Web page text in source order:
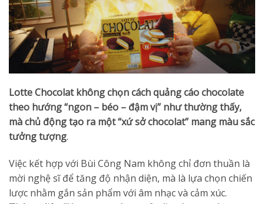
Lotte Chocolat không chọn cách quảng cáo chocolate
theo hướng “ngon – béo – đậm vị” như thường thấy,
mà chủ động tạo ra một “xứ sở chocolat” mang màu sắc
tưởng tượng.
Việc kết hợp với Bùi Công Nam không chỉ đơn thuần là
mời nghệ sĩ để tăng độ nhận diện, mà là lựa chọn chiến
lược nhằm gắn sản phẩm với âm nhạc và cảm xúc.